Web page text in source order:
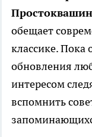
обещает
классике. Пока
обновления
интересом
вспомнить